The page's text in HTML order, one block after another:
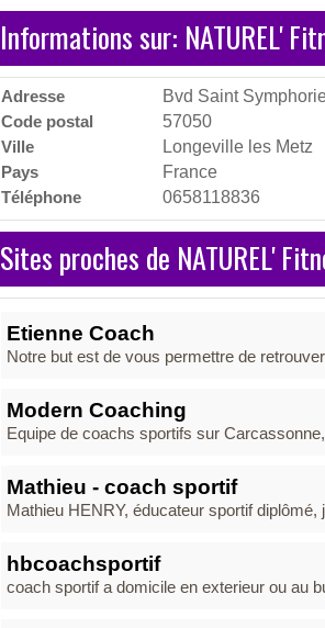
Informations sur: NATUREL'
Adresse
Bvd Saint
Code postal
57050
Ville
Longeville les Metz
Pays
France
Téléphone
0658118836
Sites proches de NATUREL'
Etienne Coach
Notre but est de vous permettre de
Modern Coaching
Equipe de coachs sportifs sur
Mathieu - coach sportif
Mathieu HENRY, éducateur sportif
hbcoachsportif
coach sportif a domicile en exterieur ou au